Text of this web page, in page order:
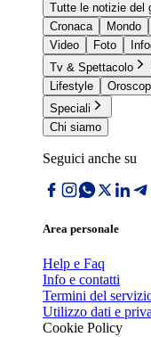
Tutte le notizie del
Cronaca
Mondo
Video
Foto
Tv & Spettacolo
Lifestyle
Speciali
Chi siamo
Seguici anche su
Area personale
Help e Faq
Info e contatti
Termini del
Utilizzo dati e
Cookie Policy